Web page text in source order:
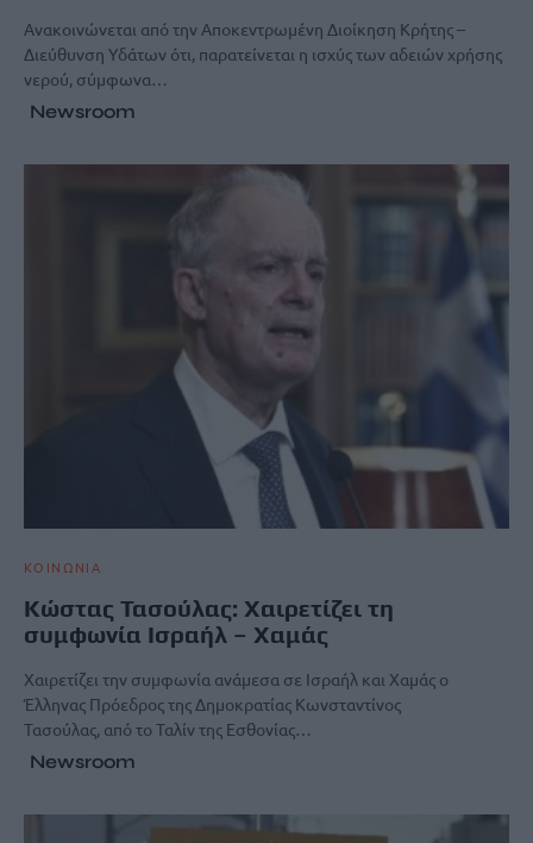
Ανακοινώνεται από την Αποκεντρωμένη Διοίκηση Κρήτης –
Διεύθυνση Υδάτων ότι, παρατείνεται η ισχύς των αδειών χρήσης
νερού, σύμφωνα…
Newsroom
ΚΟΙΝΩΝΙΑ
Κώστας Τασούλας: Χαιρετίζει τη
συμφωνία Ισραήλ – Χαμάς
Χαιρετίζει την συμφωνία ανάμεσα σε Ισραήλ και Χαμάς ο
Έλληνας Πρόεδρος της Δημοκρατίας Κωνσταντίνος
Τασούλας, από το Ταλίν της Εσθονίας…
Newsroom